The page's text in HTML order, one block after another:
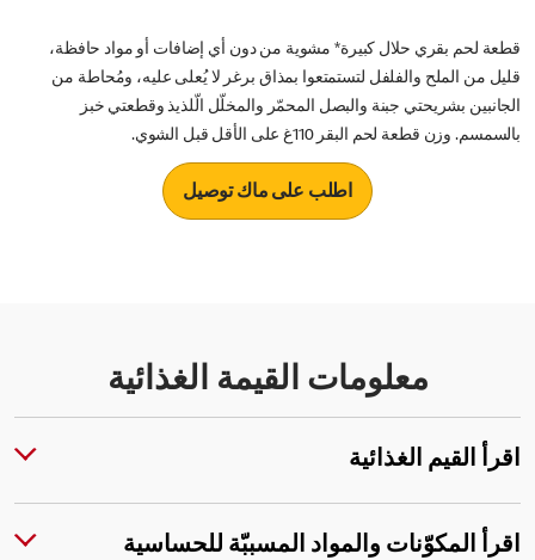
قطعة لحم بقري حلال كبيرة* مشوية من دون أي إضافات أو مواد حافظة،
قليل من الملح والفلفل لتستمتعوا بمذاق برغر لا يُعلى عليه، ومُحاطة من
الجانبين بشريحتي جبنة والبصل المحمّر والمخلّل الّلذيذ وقطعتي خبز
بالسمسم. وزن قطعة لحم البقر 110غ على الأقل قبل الشوي.
اطلب على ماك توصيل
معلومات القيمة الغذائية
اقرأ القيم الغذائية
اقرأ المكوّنات والمواد المسببّة للحساسية